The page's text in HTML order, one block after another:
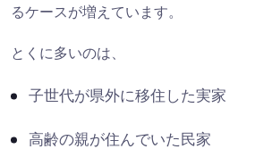
るケースが増えています。
とくに多いのは、
子世代が県外に移住した実家
高齢の親が住んでいた民家